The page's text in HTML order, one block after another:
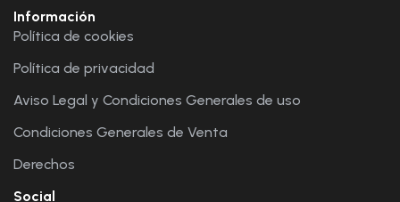
Información
Política de cookies
Política de privacidad
Aviso Legal y Condiciones Generales de uso
Condiciones Generales de Venta
Derechos
Social